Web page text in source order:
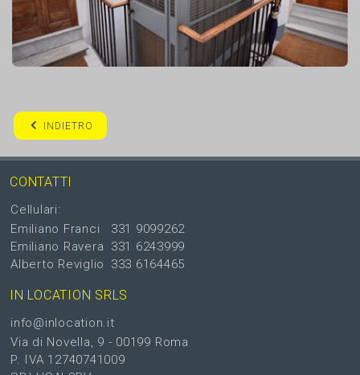
INDIETRO
CONTATTI
Cellulari:
Emiliano Franci
Emiliano Ravera
Alberto Reviglio
331 9099262
331 6243999
333 6164465
IN LOCATION SRLS
info@inlocation.it
Via di Novella, 9 - 00199 Roma
P. IVA 12740741009